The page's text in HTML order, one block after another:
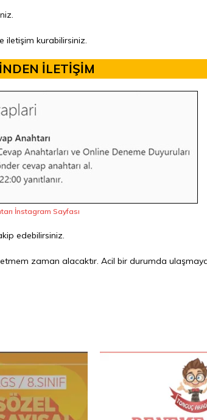
iletişim kurabilirsiniz.
İLETİŞİM
İnstagram Sayfası
edebilirsiniz.
zaman alacaktır. Acil bir durumda ulaşmaya